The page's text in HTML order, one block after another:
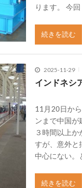
ります。 今回
続きを読む
2025-11-29
インドネシ
11月20日か
ンまで中国
３時間以上
すが、意外と
中心にない。
続きを読む